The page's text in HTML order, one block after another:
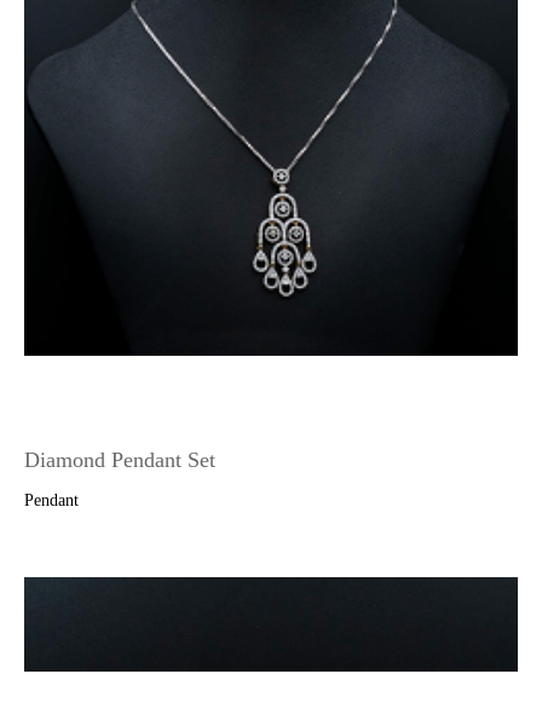
Diamond Pendant Set
Pendant